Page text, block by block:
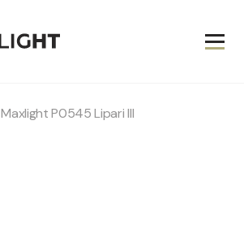
Maxlight P0545 Lipari III